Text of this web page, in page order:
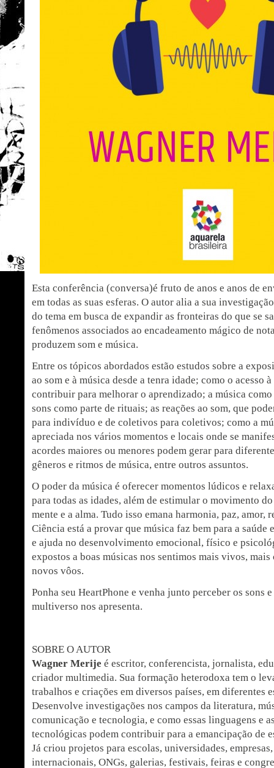
Esta conferência (conversa)é fruto de anos e anos de
em todas as suas esferas. O autor alia a sua
do tema em busca de expandir as fronteiras do que se
fenômenos associados ao encadeamento mágico de
produzem som e música.
Entre os tópicos abordados estão estudos sobre a
ao som e à música desde a tenra idade; como o acesso
contribuir para melhorar o aprendizado; a música
sons como parte de rituais; as reações ao som, que
para indivíduo e de coletivos para coletivos; como a
apreciada nos vários momentos e locais onde se
acordes maiores ou menores podem gerar para
gêneros e ritmos de música, entre outros assuntos.
O poder da música é oferecer momentos lúdicos e
para todas as idades, além de estimular o movimento
mente e a alma. Tudo isso emana harmonia, paz, amor,
Ciência está a provar que música faz bem para a saúde
e ajuda no desenvolvimento emocional, físico e
expostos a boas músicas nos sentimos mais vivos,
novos vôos.
Ponha seu HeartPhone e venha junto perceber os sons
multiverso nos apresenta.
SOBRE O AUTOR
Wagner Merije é escritor, conferencista, jornalista,
criador multimedia. Sua formação heterodoxa tem o
trabalhos e criações em diversos países, em diferentes
Desenvolve investigações nos campos da literatura,
comunicação e tecnologia, e como essas linguagens e
tecnológicas podem contribuir para a emancipação de
Já criou projetos para escolas, universidades,
internacionais, ONGs, galerias, festivais, feiras e